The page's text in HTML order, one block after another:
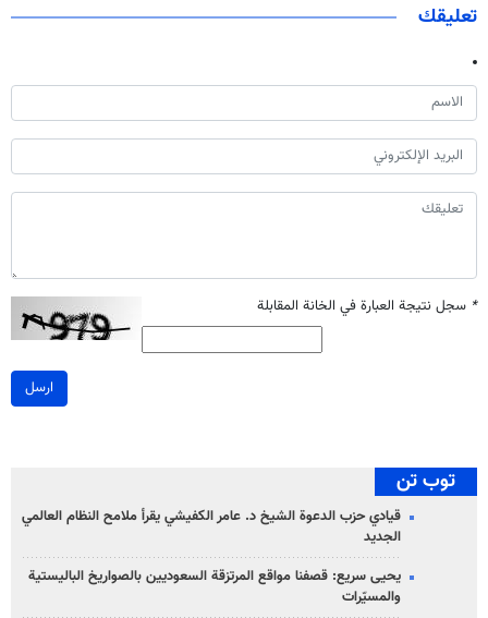
تعليقك
* سجل نتيجة العبارة في الخانة المقابلة
ارسل
توب تن
قيادي حزب الدعوة الشيخ د. عامر الكفيشي يقرأ ملامح النظام العالمي
الجديد
يحيى سريع: قصفنا مواقع المرتزقة السعوديين بالصواريخ الباليستية
والمسيّرات